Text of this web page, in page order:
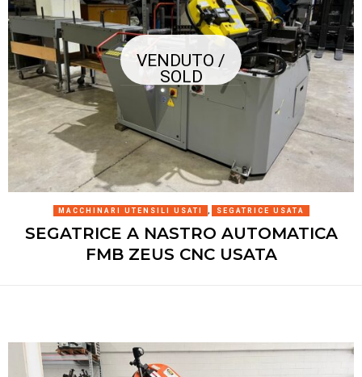
VENDUTO /
SOLD
MACCHINARI UTENSILI USATI SEGATRICE USATA
SEGATRICE A NASTRO AUTOMATICA
FMB ZEUS CNC USATA